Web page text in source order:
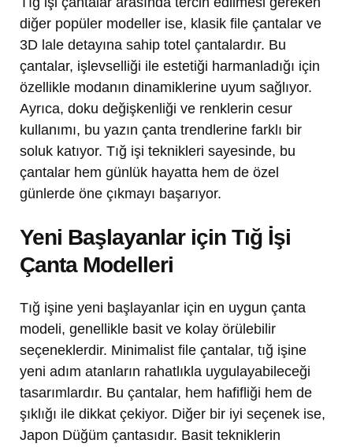
diğer popüler modeller ise, klasik file çantalar ve
3D lale detayına sahip totel çantalardır. Bu
çantalar, işlevselliği ile estetiği harmanladığı için
özellikle modanın dinamiklerine uyum sağlıyor.
Ayrıca, doku değişkenliği ve renklerin cesur
kullanımı, bu yazın çanta trendlerine farklı bir
soluk katıyor. Tığ işi teknikleri sayesinde, bu
çantalar hem günlük hayatta hem de özel
günlerde öne çıkmayı başarıyor.
Yeni Başlayanlar için Tığ İşi
Çanta Modelleri
Tığ işine yeni başlayanlar için en uygun çanta
modeli, genellikle basit ve kolay örülebilir
seçeneklerdir. Minimalist file çantalar, tığ işine
yeni adım atanların rahatlıkla uygulayabileceği
tasarımlardır. Bu çantalar, hem hafifliği hem de
şıklığı ile dikkat çekiyor. Diğer bir iyi seçenek ise,
Japon Düğüm çantasıdır. Basit tekniklerin